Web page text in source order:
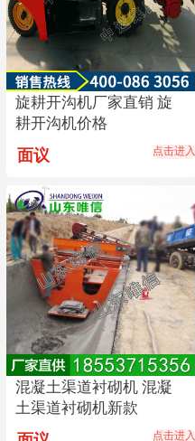
旋耕开沟机厂家直销 旋
耕开沟机价格
面议 点击进入
混凝土渠道衬砌机 混凝
土渠道衬砌机新款
点击进入